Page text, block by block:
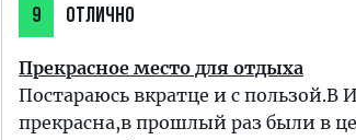
9 ОТЛИЧНО
Прекрасное место для отдыха
Постараюсь вкратце и с пользой.В
прекрасна,в прошлый раз были в